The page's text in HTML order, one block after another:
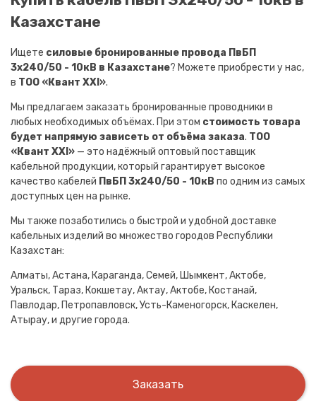
Казахстане
Ищете силовые бронированные провода ПвБП
3х240/50 - 10кВ в Казахстане? Можете приобрести у нас,
в ТОО «Квант XXI».
Мы предлагаем заказать бронированные проводники в
любых необходимых объёмах. При этом стоимость товара
будет напрямую зависеть от объёма заказа. ТОО
«Квант XXI» — это надёжный оптовый поставщик
кабельной продукции, который гарантирует высокое
качество кабелей ПвБП 3х240/50 - 10кВ по одним из самых
доступных цен на рынке.
Мы также позаботились о быстрой и удобной доставке
кабельных изделий во множество городов Республики
Казахстан:
Алматы, Астана, Караганда, Семей, Шымкент, Актобе,
Уральск, Тараз, Кокшетау, Актау, Актобе, Костанай,
Павлодар, Петропавловск, Усть-Каменогорск, Каскелен,
Атырау, и другие города.
Заказать